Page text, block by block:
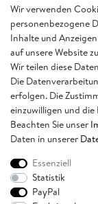
Wir verwenden
personenbezogene
Inhalte und
auf unsere Website
Wir teilen diese
Die
erfolgen. Die
einzuwilligen und
Beachten Sie unser
Daten in unserer
Essenziell
Statistik
PayPal